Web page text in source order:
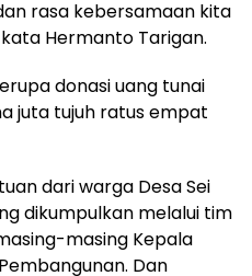
rasa kebersamaan kita
Hermanto Tarigan.
donasi uang tunai
juta tujuh ratus empat
dari warga Desa Sei
dikumpulkan melalui tim
masing Kepala
Dan